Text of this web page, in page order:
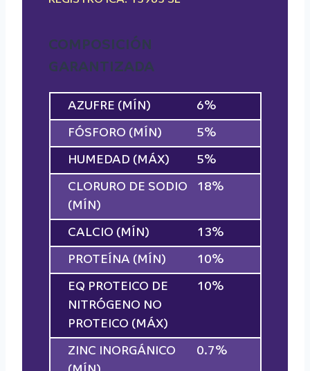
COMPOSICIÓN
GARANTIZADA
AZUFRE (MÍN) 6%
FÓSFORO (MÍN) 5%
HUMEDAD (MÁX) 5%
CLORURO DE SODIO
(MÍN)
18%
CALCIO (MÍN) 13%
PROTEÍNA (MÍN) 10%
EQ PROTEICO DE
NITRÓGENO NO
PROTEICO (MÁX)
10%
ZINC INORGÁNICO
0.7%